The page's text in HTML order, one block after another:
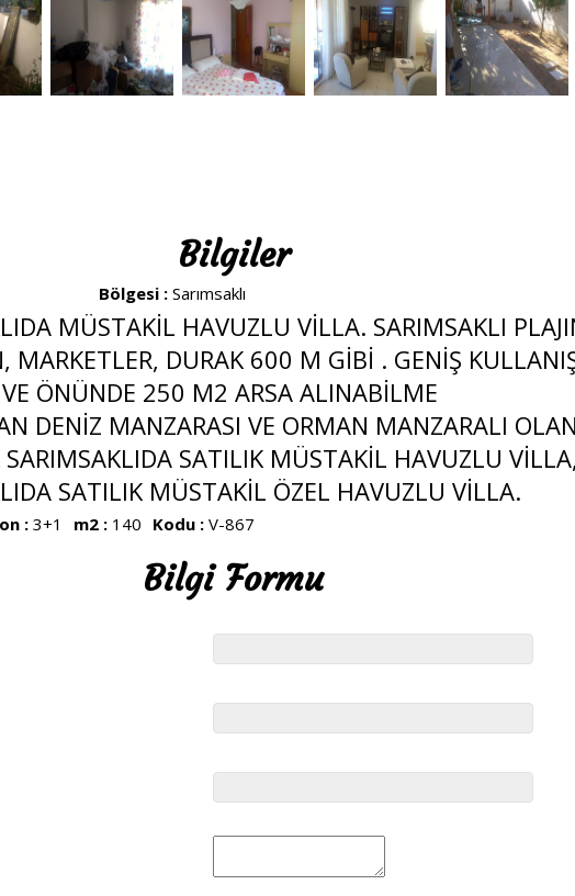
Bilgiler
Bölgesi : Sarımsaklı
MÜSTAKİL HAVUZLU VİLLA. SARIMSAKLI
MARKETLER, DURAK 600 M GİBİ . GENİŞ
ÖNÜNDE 250 M2 ARSA ALINABİLME
DENİZ MANZARASI VE ORMAN MANZARALI
SARIMSAKLIDA SATILIK MÜSTAKİL HAVUZLU
SATILIK MÜSTAKİL ÖZEL HAVUZLU VİLLA.
:3+1 m2 : 140 Kodu : V-867
Bilgi Formu